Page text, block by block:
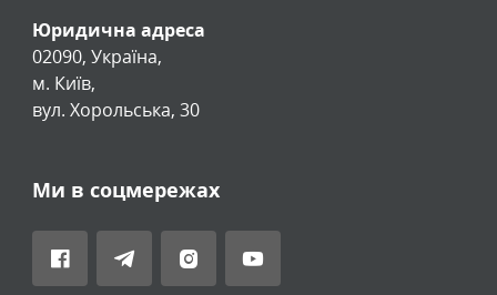
Юридична адреса
02090, Україна,
м. Київ,
вул. Хорольська, 30
Ми в соцмережах